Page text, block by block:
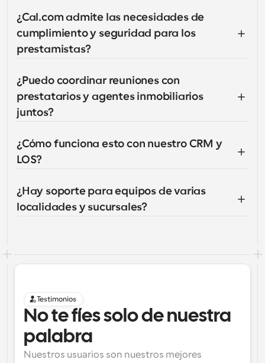
¿Cal.com admite las necesidades de
cumplimiento y seguridad para los
prestamistas?
¿Puedo coordinar reuniones con
prestatarios y agentes inmobiliarios
juntos?
¿Cómo funciona esto con nuestro CRM y
LOS?
¿Hay soporte para equipos de varias
localidades y sucursales?
Testimonios
No te fíes solo de nuestra
palabra
Nuestros usuarios son nuestros mejores